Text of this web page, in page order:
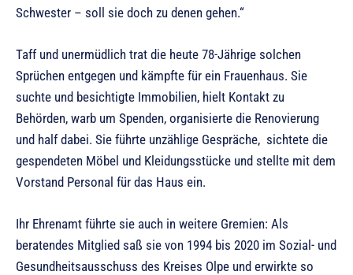
Schwester – soll sie doch zu denen gehen.“
Taff und unermüdlich trat die heute 78-Jährige solchen
Sprüchen entgegen und kämpfte für ein Frauenhaus. Sie
suchte und besichtigte Immobilien, hielt Kontakt zu
Behörden, warb um Spenden, organisierte die Renovierung
und half dabei. Sie führte unzählige Gespräche, sichtete die
gespendeten Möbel und Kleidungsstücke und stellte mit dem
Vorstand Personal für das Haus ein.
Ihr Ehrenamt führte sie auch in weitere Gremien: Als
beratendes Mitglied saß sie von 1994 bis 2020 im Sozial- und
Gesundheitsausschuss des Kreises Olpe und erwirkte so